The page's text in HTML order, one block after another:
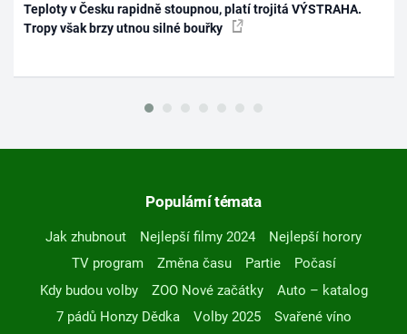
Teploty v Česku rapidně stoupnou, platí trojitá VÝSTRAHA.
Tropy však brzy utnou silné bouřky
Populární témata
Jak zhubnout Nejlepší filmy 2024
Nejlepší horory
TV program
Změna času Partie
Počasí
Kdy budou volby
ZOO Nové začátky
Auto – katalog
7 pádů Honzy Dědka
Volby 2025
Svařené víno